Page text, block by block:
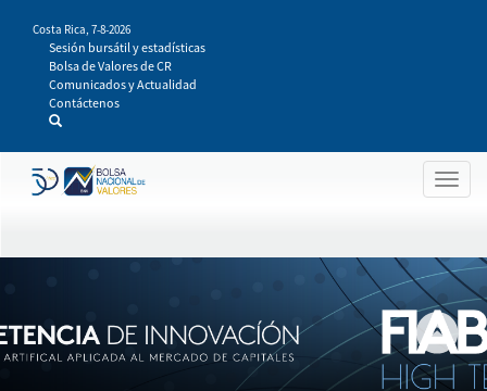
contenido
principal
Costa Rica, 7-8-2026
Sesión bursátil y estadísticas
Bolsa de Valores de CR
Comunicados y Actualidad
Contáctenos